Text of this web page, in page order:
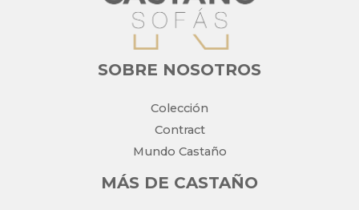
SOBRE NOSOTROS
Colección
Contract
Mundo Castaño
MÁS DE CASTAÑO